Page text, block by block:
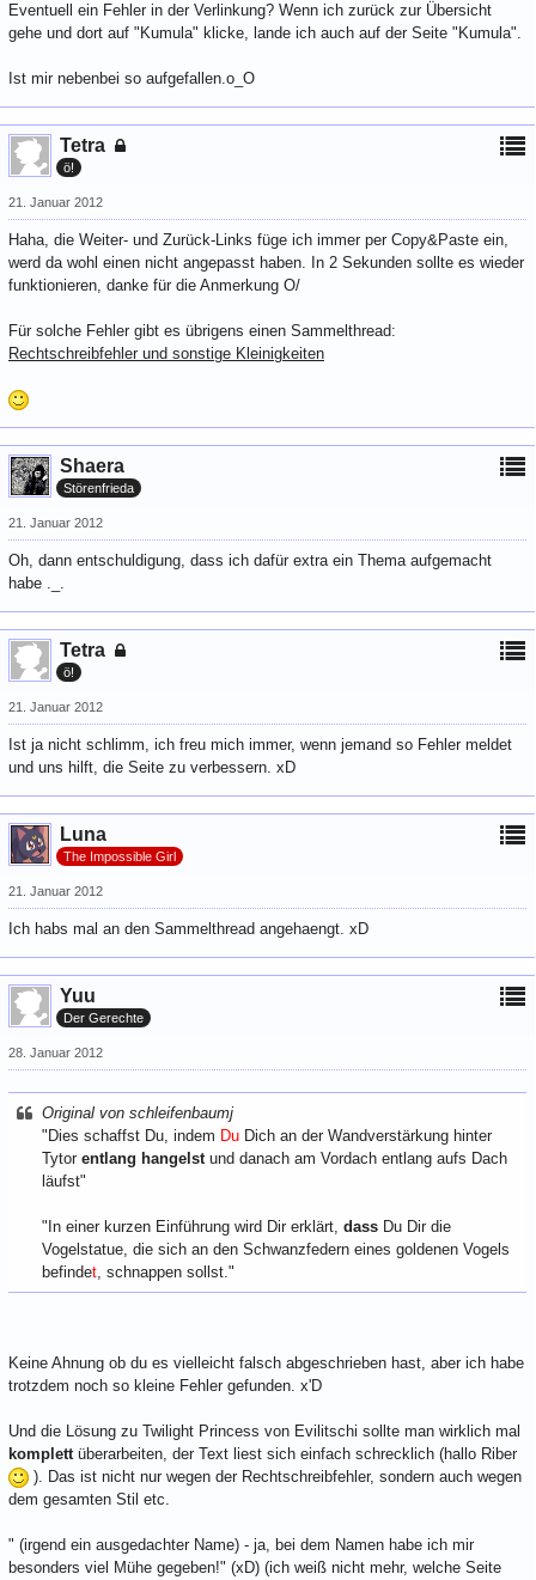
Eventuell ein Fehler in der Verlinkung? Wenn ich zurück zur Übersicht
gehe und dort auf "Kumula" klicke, lande ich auch auf der Seite "Kumula".
Ist mir nebenbei so aufgefallen.o_O
Tetra
ö!
21. Januar 2012
Haha, die Weiter- und Zurück-Links füge ich immer per Copy&Paste ein,
werd da wohl einen nicht angepasst haben. In 2 Sekunden sollte es wieder
funktionieren, danke für die Anmerkung O/
Für solche Fehler gibt es übrigens einen Sammelthread:
Rechtschreibfehler und sonstige Kleinigkeiten
Shaera
Störenfrieda
21. Januar 2012
Oh, dann entschuldigung, dass ich dafür extra ein Thema aufgemacht
habe ._.
Tetra
ö!
21. Januar 2012
Ist ja nicht schlimm, ich freu mich immer, wenn jemand so Fehler meldet
und uns hilft, die Seite zu verbessern. xD
Luna
The Impossible Girl
21. Januar 2012
Ich habs mal an den Sammelthread angehaengt. xD
Yuu
Der Gerechte
28. Januar 2012
Original von schleifenbaumj
"Dies schaffst Du, indem Du Dich an der Wandverstärkung hinter
Tytor entlang hangelstund danach am Vordach entlang aufs Dach
läufst"
"In einer kurzen Einführung wird Dir erklärt, dass Du Dir die
Vogelstatue, die sich an den Schwanzfedern eines goldenen Vogels
befindet, schnappen sollst."
Keine Ahnung ob du es vielleicht falsch abgeschrieben hast, aber ich habe
trotzdem noch so kleine Fehler gefunden. x'D
Und die Lösung zu Twilight Princess von Evilitschi sollte man wirklich mal
komplettüberarbeiten, der Text liest sich einfach schrecklich (hallo Riber
). Das ist nicht nur wegen der Rechtschreibfehler, sondern auch wegen
dem gesamten Stil etc.
" (irgend ein ausgedachter Name) - ja, bei dem Namen habe ich mir
besonders viel Mühe gegeben!" (xD) (ich weiß nicht mehr, welche Seite